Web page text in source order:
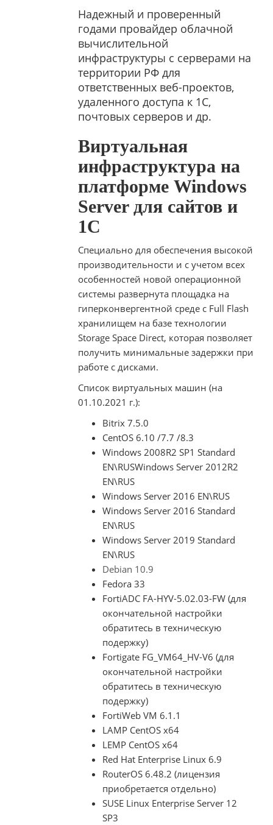
Надежный и проверенный
годами провайдер облачной
вычислительной
инфраструктуры с серверами на
территории РФ для
ответственных веб-проектов,
удаленного доступа к 1С,
почтовых серверов и др.
Виртуальная
инфраструктура на
платформе Windows
Server для сайтов и
1С
Специально для обеспечения высокой
производительности и с учетом всех
особенностей новой операционной
системы развернута площадка на
гиперконвергентной среде с Full Flash
хранилищем на базе технологии
Storage Space Direct, которая позволяет
получить минимальные задержки при
работе с дисками.
Список виртуальных машин (на
01.10.2021 г.):
Bitrix 7.5.0
CentOS 6.10 /7.7 /8.3
Windows 2008R2 SP1 Standard
EN\RUSWindows Server 2012R2
EN\RUS
Windows Server 2016 EN\RUS
Windows Server 2016 Standard
EN\RUS
Windows Server 2019 Standard
EN\RUS
Debian 10.9
Fedora 33
FortiADC FA-HYV-5.02.03-FW (для
окончательной настройки
обратитесь в техническую
подержку)
Fortigate FG_VM64_HV-V6 (для
окончательной настройки
обратитесь в техническую
подержку)
FortiWeb VM 6.1.1
LAMP CentOS x64
LEMP CentOS x64
Red Hat Enterprise Linux 6.9
RouterOS 6.48.2 (лицензия
приобретается отдельно)
SUSE Linux Enterprise Server 12
SP3